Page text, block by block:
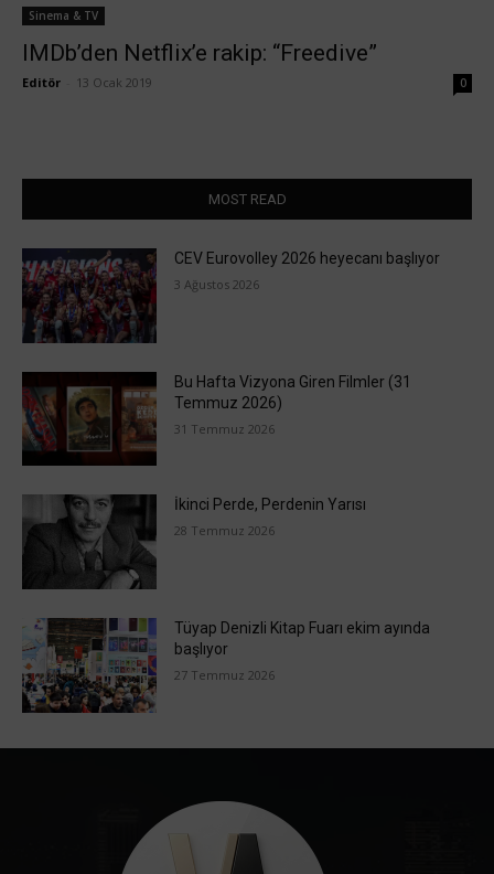
Sinema & TV
IMDb’den Netflix’e rakip: “Freedive”
Editör 13 Ocak 2019 0
MOST READ
CEV Eurovolley 2026 heyecanı başlıyor
3 Ağustos 2026
Bu Hafta Vizyona Giren Filmler (31
Temmuz 2026)
31 Temmuz 2026
İkinci Perde, Perdenin Yarısı
28 Temmuz 2026
Tüyap Denizli Kitap Fuarı ekim ayında
başlıyor
27 Temmuz 2026